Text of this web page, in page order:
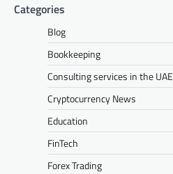
Categories
Blog
Bookkeeping
Consulting services in the UAE
Cryptocurrency News
Education
FinTech
Forex Trading